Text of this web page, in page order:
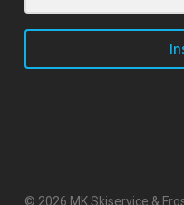
© 2026 MK Skiservice &